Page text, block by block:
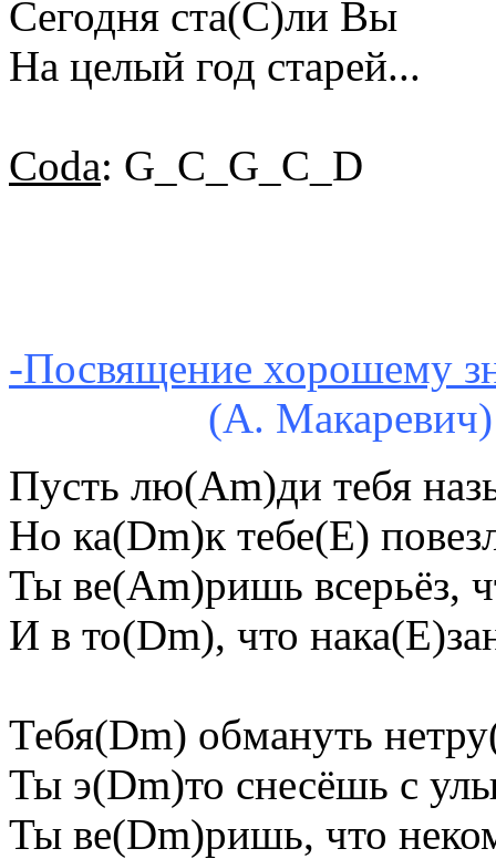
Сегодня ста(C)ли Вы
Hа целый год стаpей...
Coda: G_C_G_C_D
-Посвящение хорошему
(А. Макаревич)
Пусть лю(Am)ди тебя
Но ка(Dm)к тебе(E)
Ты ве(Am)ришь всерьёз,
И в то(Dm), что
Тебя(Dm) обмануть
Ты э(Dm)то снесёшь с
Ты ве(Dm)ришь, что